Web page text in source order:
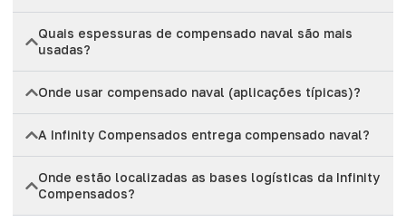
Quais espessuras de compensado naval são mais
usadas?
Onde usar compensado naval (aplicações típicas)?
A Infinity Compensados entrega compensado naval?
Onde estão localizadas as bases logísticas da Infinity
Compensados?